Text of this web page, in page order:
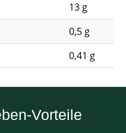
13 g
0,5 g
0,41 g
Vorteile